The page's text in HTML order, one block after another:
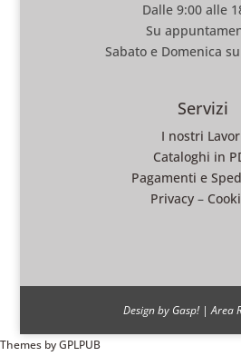
Dalle 9:00 alle
Su
Sabato e Domenica
Servizi
I nostri
Cataloghi in
Pagamenti e
Privacy –
Design by Gasp! |Area
Themes byGPLPUB